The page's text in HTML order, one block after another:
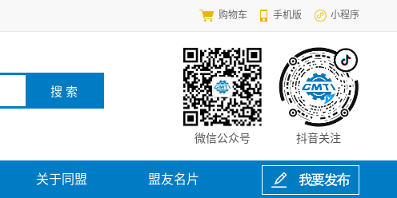
购物车 手机版 小程序
抖音关注
微信公众号
关于同盟 盟友名片